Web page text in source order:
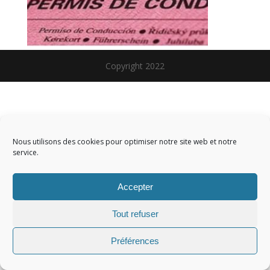
Nous utilisons des cookies pour optimiser notre site web et notre
service.
Accepter
Tout refuser
Préférences
Copyright 2022